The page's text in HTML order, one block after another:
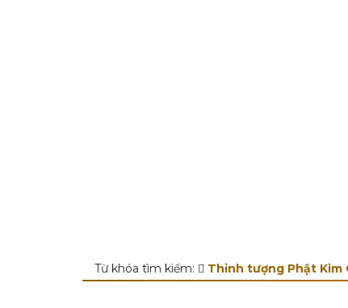
Từ khóa tìm kiếm: Thỉnh tượng Phật Kim